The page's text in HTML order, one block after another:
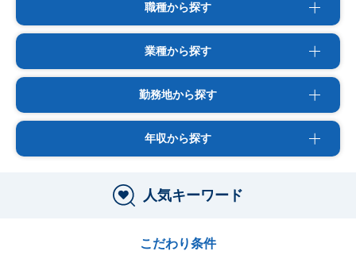
職種から探す
業種から探す
勤務地から探す
年収から探す
人気キーワード
こだわり条件